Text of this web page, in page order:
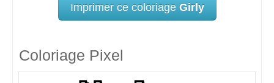
Imprimer ce coloriage Girly
Coloriage Pixel